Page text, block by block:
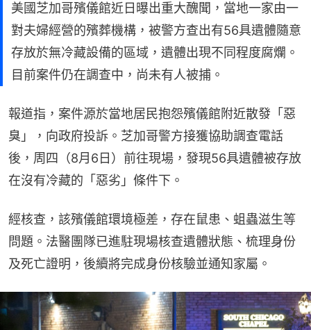
美國芝加哥殯儀館近日曝出重大醜聞，當地一家由一
對夫婦經營的殯葬機構，被警方查出有56具遺體隨意
存放於無冷藏設備的區域，遺體出現不同程度腐爛。
目前案件仍在調查中，尚未有人被捕。
報道指，案件源於當地居民抱怨殯儀館附近散發「惡
臭」，向政府投訴。芝加哥警方接獲協助調查電話
後，周四（8月6日）前往現場，發現56具遺體被存放
在沒有冷藏的「惡劣」條件下。
經核查，該殯儀館環境極差，存在鼠患、蛆蟲滋生等
問題。法醫團隊已進駐現場核查遺體狀態、梳理身份
及死亡證明，後續將完成身份核驗並通知家屬。